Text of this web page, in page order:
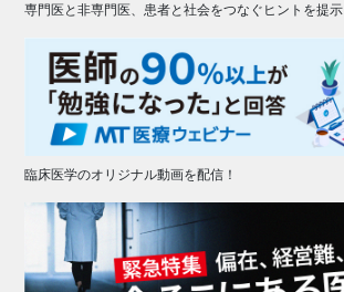
専門医と非専門医、患者と社会をつなぐヒントを提示
臨床医学のオリジナル動画を配信！